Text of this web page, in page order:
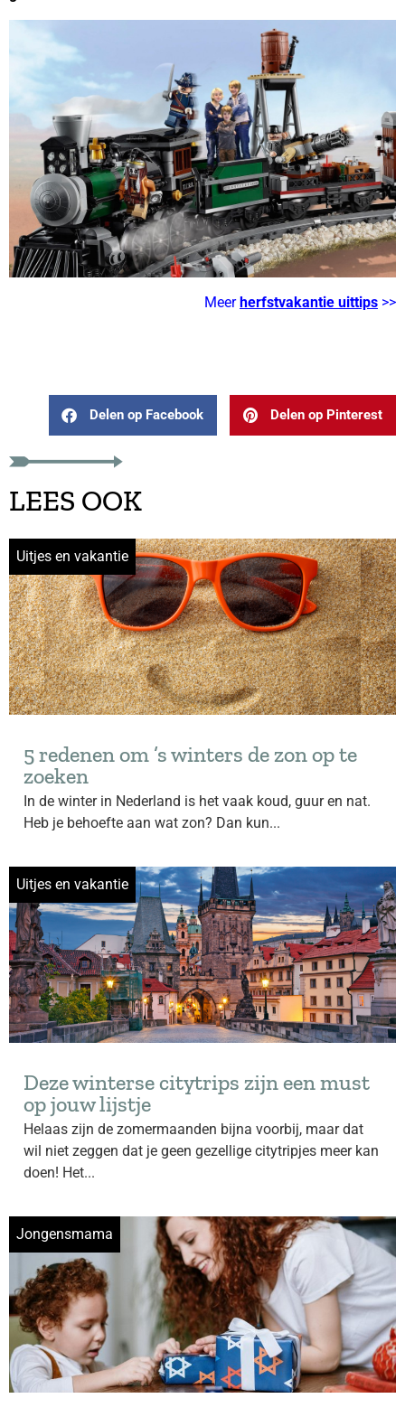
Meerherfstvakantie uittips >>
Delen op Facebook Delen op Pinterest
LEES OOK
Uitjes en vakantie
5 redenen om ’s winters de zon op te
zoeken
In de winter in Nederland is het vaak koud, guur en nat.
Heb je behoefte aan wat zon? Dan kun...
Uitjes en vakantie
Deze winterse citytrips zijn een must
op jouw lijstje
Helaas zijn de zomermaanden bijna voorbij, maar dat
wil niet zeggen dat je geen gezellige citytripjes meer kan
doen! Het...
Jongensmama